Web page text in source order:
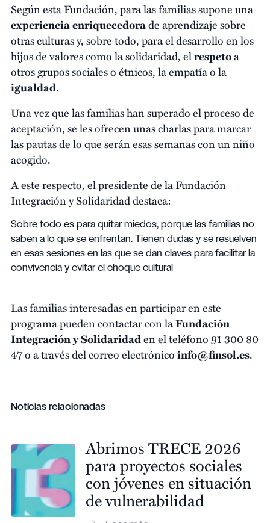
Según esta Fundación, para las familias supone una
experiencia enriquecedorade aprendizaje sobre
otras culturas y, sobre todo, para el desarrollo en los
hijos de valores como la solidaridad, elrespetoa
otros grupos sociales o étnicos, la empatía o la
igualdad.
Una vez que las familias han superado el proceso de
aceptación, se les ofrecen unas charlas para marcar
las pautas de lo que serán esas semanas con un niño
acogido.
A este respecto, el presidente de la Fundación
Integración y Solidaridad destaca:
Sobre todo es para quitar miedos, porque las familias no
saben a lo que se enfrentan. Tienen dudas y se resuelven
en esas sesiones en las que se dan claves para facilitar la
convivencia y evitar el choque cultural
Las familias interesadas en participar en este
programa pueden contactar con laFundación
Integración y Solidaridaden el teléfono 91 300 80
47 o a través del correo electrónicoinfo@finsol.es.
Noticias relacionadas
Abrimos TRECE 2026
para proyectos sociales
con jóvenes en situación
de vulnerabilidad